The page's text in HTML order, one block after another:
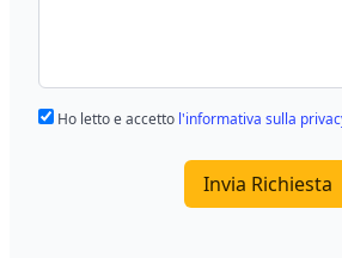
Ho letto e accetto l'informativa sulla
Invia Richiesta